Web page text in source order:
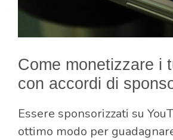
Come monetizzare i
con accordi di
Essere sponsorizzati su
ottimo modo per